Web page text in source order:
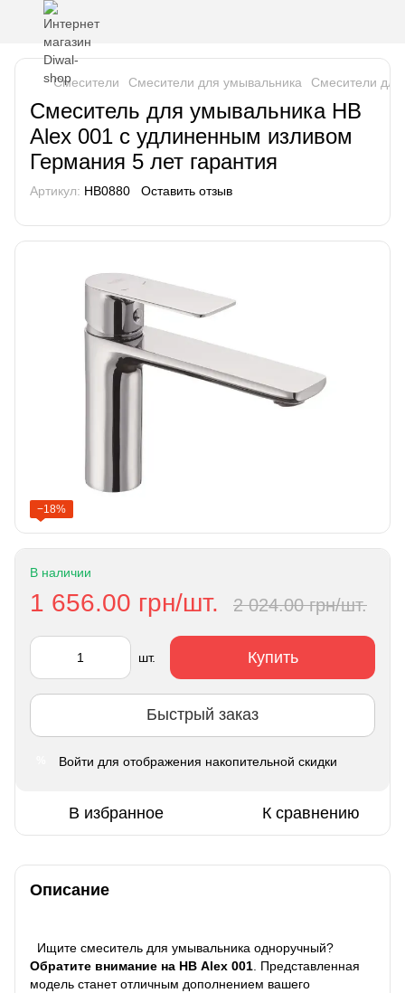
Смесители Смесители для умывальника Смесители
Смеситель для умывальника HВ
Alex 001 с удлиненным изливом
Германия 5 лет гарантия
Артикул: HB0880 Оставить отзыв
−18%
В наличии
1 656.00 грн/шт. 2 024.00 грн/шт.
шт. Купить
Быстрый заказ
Войти для отображения накопительной скидки
В избранное К сравнению
Описание
Ищите смеситель для умывальника одноручный?
Обратите внимание на HВ Alex 001 . Представленная
модель станет отличным дополнением вашего